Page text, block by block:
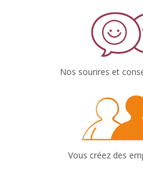
Nos sourires et
Vous créez des